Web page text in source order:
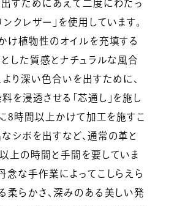
すためにあえて二度にわたっ
ンクレザー」を使用しています。
け植物性のオイルを充填する
とした質感とナチュラルな風合
より深い色合いを出すために、
を浸透させる「芯通し」を施し
8時間以上かけて加工を施すこ
シボを出すなど、通常の革と
上の時間と手間を要していま
念な手作業によってこしらえら
柔らかさ、深みのある美しい発